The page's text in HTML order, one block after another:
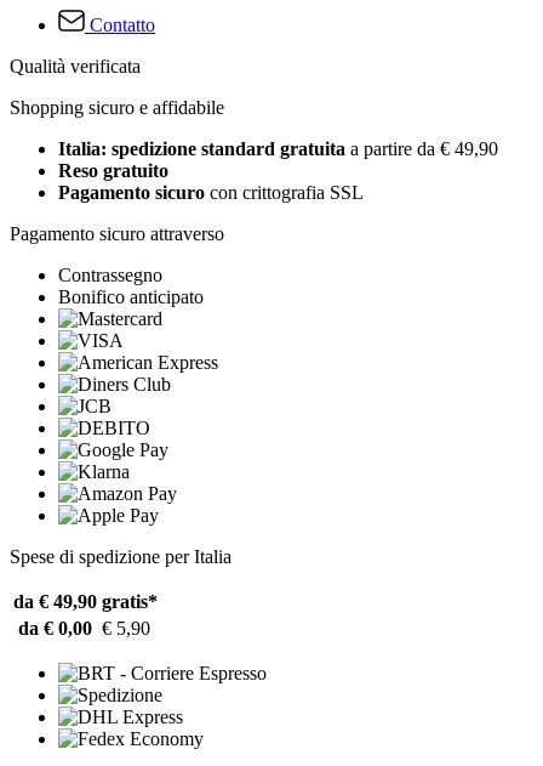
Contatto
Qualità verificata
Shopping sicuro e affidabile
Italia: spedizione standard gratuita a partire da € 49,90
Reso gratuito
Pagamento sicuro con crittografia SSL
Pagamento sicuro attraverso
Contrassegno
Bonifico anticipato
Spese di spedizione per Italia
da € 49,90 gratis*
da € 0,00 € 5,90